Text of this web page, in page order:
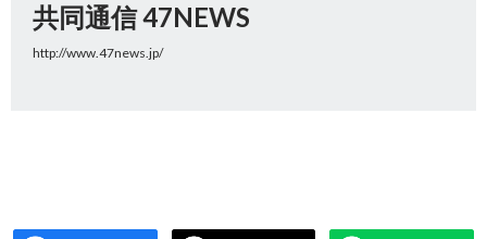
共同通信 47NEWS
http://www.47news.jp/